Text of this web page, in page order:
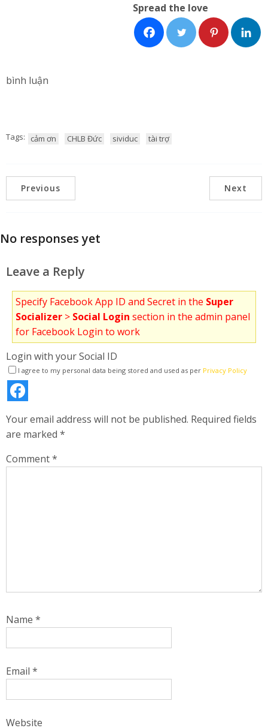
Spread the love
bình luận
Tags: cảm ơn CHLB Đức sividuc tài trợ
Previous Next
No responses yet
Leave a Reply
Specify Facebook App ID and Secret in the Super
Socializer > Social Login section in the admin panel
for Facebook Login to work
Login with your Social ID
I agree to my personal data being stored and used as per Privacy Policy
Your email address will not be published. Required fields
are marked *
Comment*
Name *
Email *
Website